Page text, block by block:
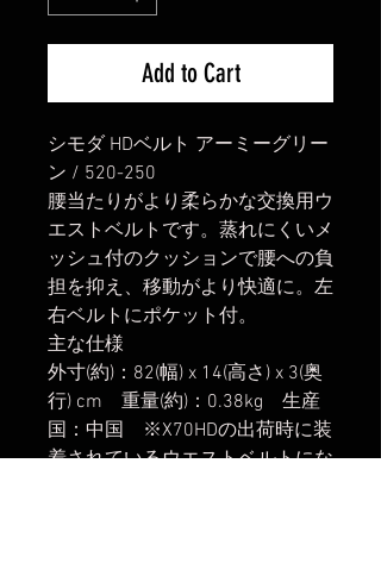
Add to Cart
シモダ HDベルト アーミーグリー
ン / 520-250
腰当たりがより柔らかな交換用ウ
エストベルトです。蒸れにくいメ
ッシュ付のクッションで腰への負
担を抑え、移動がより快適に。左
右ベルトにポケット付。
主な仕様
外寸(約)：82(幅) x 14(高さ) x 3(奥
行) cm 重量(約)：0.38kg 生産
国：中国 ※X70HDの出荷時に装
着されているウエストベルトにな